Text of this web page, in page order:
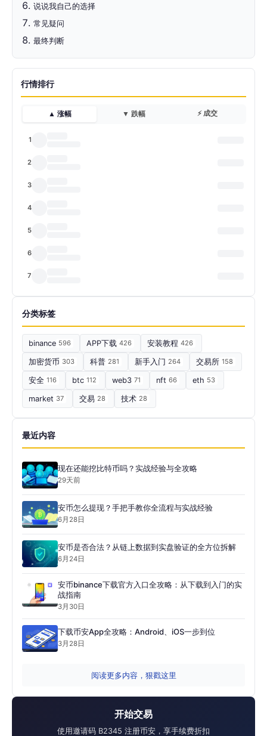
说说我自己的选择
常见疑问
最终判断
行情排行
▲ 涨幅 ▼ 跌幅 ⚡ 成交
1
2
3
4
5
6
7
分类标签
binance 596 APP下载 426 安装教程 426
加密货币 303 科普 281 新手入门 264 交易所 158
安全 116 btc 112 web3 71 nft 66 eth 53
market 37 交易 28 技术 28
最近内容
现在还能挖比特币吗？实战经验与全攻略
29天前
安币怎么提现？手把手教你全流程与实战经验
6月28日
安币是否合法？从链上数据到实盘验证的全方位拆解
6月24日
安币binance下载官方入口全攻略：从下载到入门的实
战指南
3月30日
下载币安App全攻略：Android、iOS一步到位
3月28日
阅读更多内容，狠戳这里
开始交易
使用邀请码 B2345 注册币安，享手续费折扣